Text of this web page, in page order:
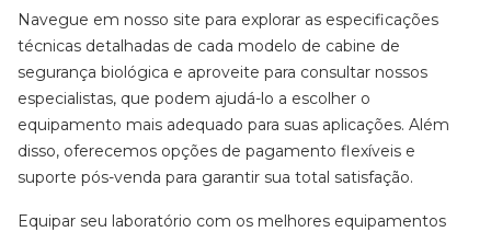
Navegue em nosso site para explorar as especificações
técnicas detalhadas de cada modelo de cabine de
segurança biológica e aproveite para consultar nossos
especialistas, que podem ajudá-lo a escolher o
equipamento mais adequado para suas aplicações. Além
disso, oferecemos opções de pagamento flexíveis e
suporte pós-venda para garantir sua total satisfação.
Equipar seu laboratório com os melhores equipamentos